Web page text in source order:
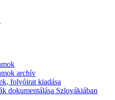
archív
folyóirat kiadása
dokumentálása Szlovákiában